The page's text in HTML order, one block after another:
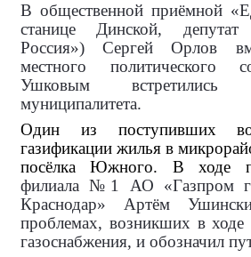
В общественной приёмной
станице Динской,
Россия») Сергей Орлов
местного политического
Ушковым
муниципалитета.
Один из поступивших
газификации жилья в
посёлка Южного. В ходе
филиала №1 АО «Газпром
Краснодар» Артём
проблемах, возникших в ходе
газоснабжения, и обозначил